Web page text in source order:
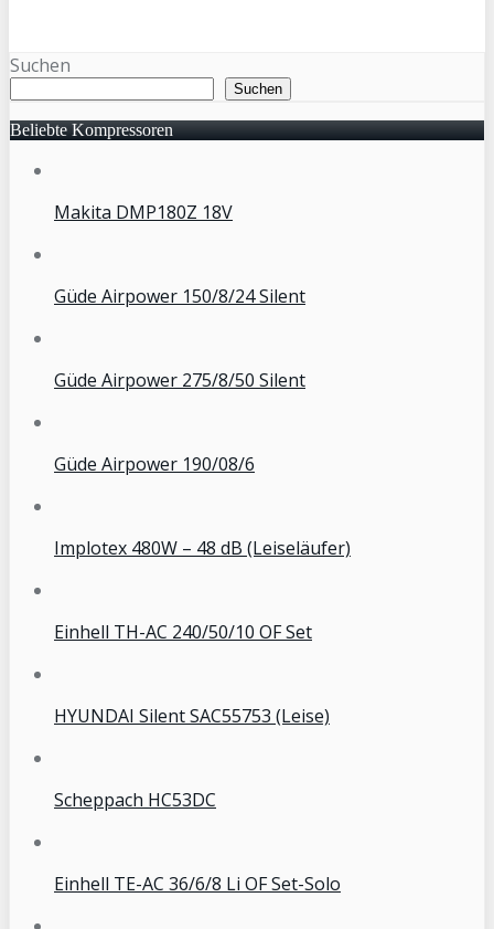
Suchen
Suchen
Beliebte Kompressoren
Makita DMP180Z 18V
Güde Airpower 150/8/24 Silent
Güde Airpower 275/8/50 Silent
Güde Airpower 190/08/6
Implotex 480W – 48 dB (Leiseläufer)
Einhell TH-AC 240/50/10 OF Set
HYUNDAI Silent SAC55753 (Leise)
Scheppach HC53DC
Einhell TE-AC 36/6/8 Li OF Set-Solo